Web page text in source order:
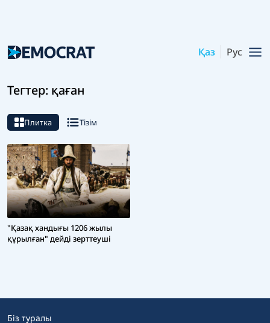
Қаз Рус
Тегтер: қаған
Плитка Тізім
"Қазақ хандығы 1206 жылы
құрылған" дейді зерттеуші
Біз туралы